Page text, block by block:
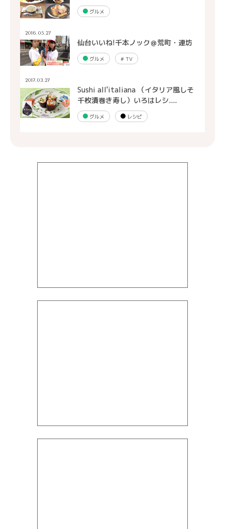
グルメ
2016.05.27
仙台いいね!千本ノック＠荒町・連坊
グルメ #TV
2017.03.27
Sushi all'italiana （イタリア風しそ
千枚漬巻き寿し）いろはレシ....
グルメ レシピ